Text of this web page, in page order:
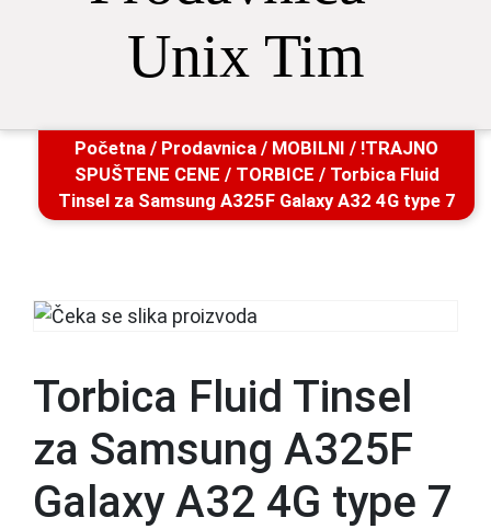
Unix Tim
Početna / Prodavnica / MOBILNI / !TRAJNO
SPUŠTENE CENE / TORBICE / Torbica Fluid
Tinsel za Samsung A325F Galaxy A32 4G type 7
Torbica Fluid Tinsel
za Samsung A325F
Galaxy A32 4G type 7